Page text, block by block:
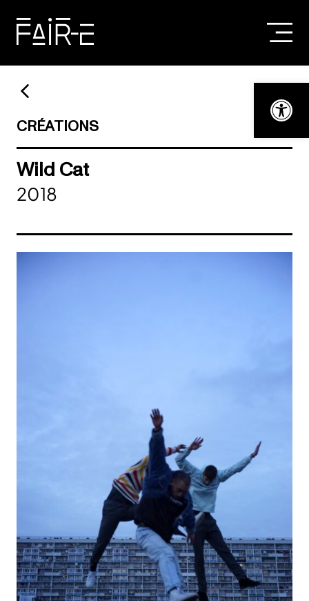
Ouvrir la
content
CRÉATIONS
Wild Cat
2018